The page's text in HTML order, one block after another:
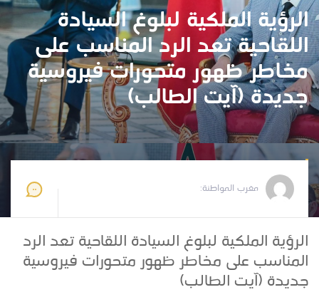
الرؤية الملكية لبلوغ السيادة
اللقاحية تعد الرد المناسب على
مخاطر ظهور متحورات فيروسية
جديدة (آيت الطالب)
مغرب المواطنة:
الرؤية الملكية لبلوغ السيادة اللقاحية تعد الرد
المناسب على مخاطر ظهور متحورات فيروسية
جديدة (آيت الطالب)